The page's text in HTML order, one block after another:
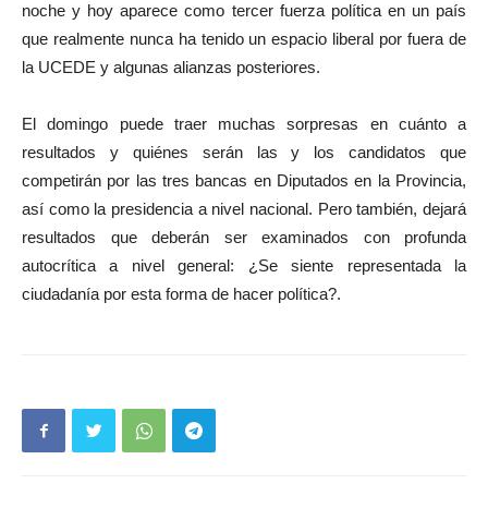
noche y hoy aparece como tercer fuerza política en un país
que realmente nunca ha tenido un espacio liberal por fuera de
la UCEDE y algunas alianzas posteriores.
El domingo puede traer muchas sorpresas en cuánto a
resultados y quiénes serán las y los candidatos que
competirán por las tres bancas en Diputados en la Provincia,
así como la presidencia a nivel nacional. Pero también, dejará
resultados que deberán ser examinados con profunda
autocrítica a nivel general: ¿Se siente representada la
ciudadanía por esta forma de hacer política?.